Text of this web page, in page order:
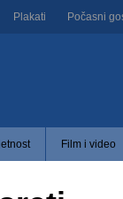
Plakati Počasni
Film i video